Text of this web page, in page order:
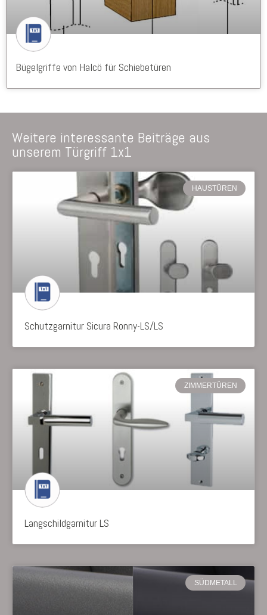
Bügelgriffe von Halcö für Schiebetüren
Weitere interessante Beiträge aus
unserem Türgriff 1x1
HAUSTÜREN
Schutzgarnitur Sicura Ronny-LS/LS
ZIMMERTÜREN
Langschildgarnitur LS
SÜDMETALL